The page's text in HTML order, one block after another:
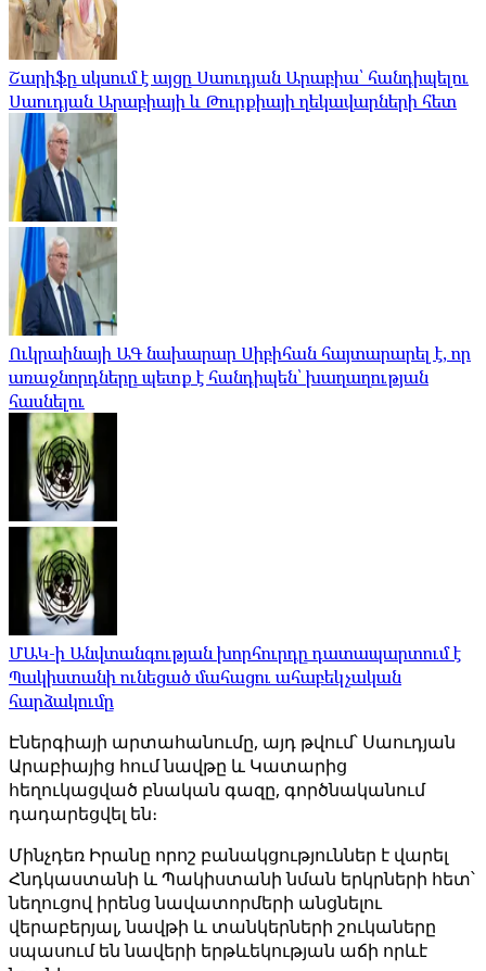
Շարիֆը սկսում է այցը Սաուդյան Արաբիա՝ հանդիպելու
Սաուդյան Արաբիայի և Թուրքիայի ղեկավարների հետ
Ուկրաինայի ԱԳ նախարար Սիբիհան հայտարարել է, որ
առաջնորդները պետք է հանդիպեն՝ խաղաղության
հասնելու
ՄԱԿ-ի Անվտանգության խորհուրդը դատապարտում է
Պակիստանի ունեցած մահացու ահաբեկչական
հարձակումը
Էներգիայի արտահանումը, այդ թվում՝ Սաուդյան
Արաբիայից հում նավթը և Կատարից
հեղուկացված բնական գազը, գործնականում
դադարեցվել են։
Մինչդեռ Իրանը որոշ բանակցություններ է վարել
Հնդկաստանի և Պակիստանի նման երկրների հետ՝
նեղուցով իրենց նավատորմերի անցնելու
վերաբերյալ, նավթի և տանկերների շուկաները
սպասում են նավերի երթևեկության աճի որևէ